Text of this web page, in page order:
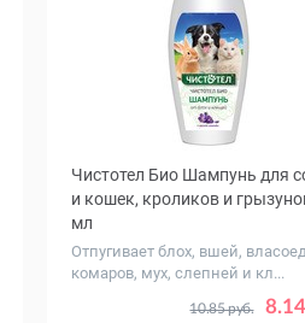
Чистотел Био Шампунь для
и кошек, кроликов и
мл
Отпугивает блох, вшей,
комаров, мух, слепней и кл...
10.85 руб.